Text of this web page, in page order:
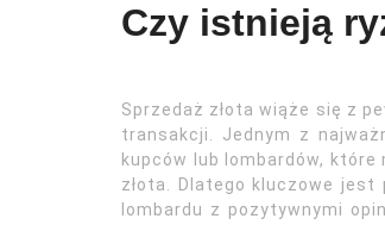
Czy istnieją
Sprzedaż złota wiąże się z
transakcji. Jednym z
kupców lub lombardów,
złota. Dlatego kluczowe jest
lombardu z pozytywnymi